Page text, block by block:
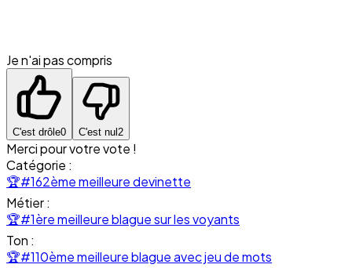
Je n'ai pas compris
C'est drôle0 C'est nul 2
Merci pour votre vote !
Catégorie :
🏆#162ème meilleure devinette
Métier :
🏆#1ère meilleure blague sur les voyants
Ton :
🏆#110ème meilleure blague avec jeu de mots